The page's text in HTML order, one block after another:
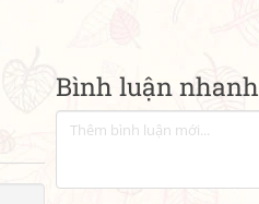
Bình luận nhanh